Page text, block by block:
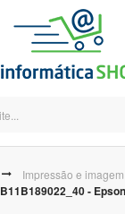
Impressão e imagem
B11B189022_40 -